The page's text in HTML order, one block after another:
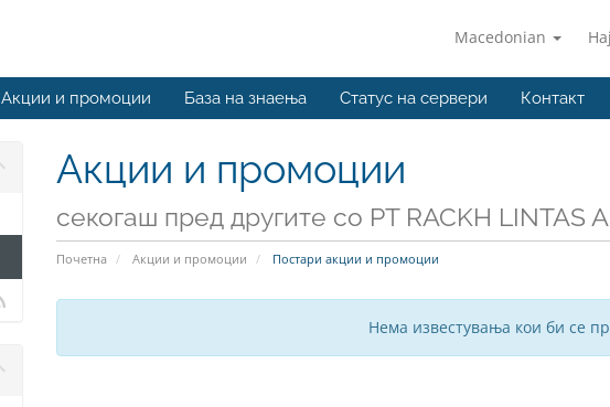
Macedonian
Акции и промоции База на знаења Статус на сервери Контакт
Акции и промоции
секогаш пред другите со PT RACKH LINTAS
Почетна Акции и промоции Постари акции и промоции
Нема известувања кои би се